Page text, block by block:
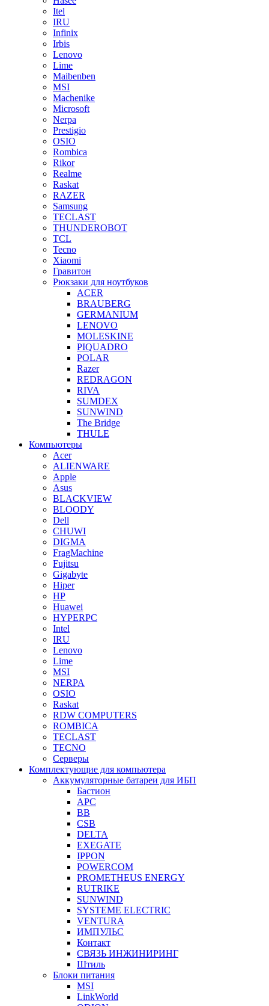
Itel
IRU
Infinix
Irbis
Lenovo
Lime
Maibenben
MSI
Machenike
Microsoft
Nerpa
Prestigio
OSIO
Rombica
Rikor
Realme
Raskat
RAZER
Samsung
TECLAST
THUNDEROBOT
TCL
Tecno
Xiaomi
Гравитон
Рюкзаки для ноутбуков
ACER
BRAUBERG
GERMANIUM
LENOVO
MOLESKINE
PIQUADRO
POLAR
Razer
REDRAGON
RIVA
SUMDEX
SUNWIND
The Bridge
THULE
Компьютеры
Acer
ALIENWARE
Apple
Asus
BLACKVIEW
BLOODY
Dell
CHUWI
DIGMA
FragMachine
Fujitsu
Gigabyte
Hiper
HP
Huawei
HYPERPC
Intel
IRU
Lenovo
Lime
MSI
NERPA
OSIO
Raskat
RDW COMPUTERS
ROMBICA
TECLAST
TECNO
Серверы
Комплектующие для компьютера
Аккумуляторные батареи для ИБП
Бастион
APC
BB
CSB
DELTA
EXEGATE
IPPON
POWERCOM
PROMETHEUS ENERGY
RUTRIKE
SUNWIND
SYSTEME ELECTRIC
VENTURA
ИМПУЛЬС
Контакт
СВЯЗЬ ИНЖИНИРИНГ
Штиль
Блоки питания
MSI
LinkWorld